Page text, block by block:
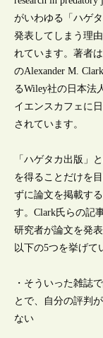
がいわゆる「ハゲ
発表してしまう理
れています。著者
のAlexander M.
るWiley社の日本法
イエンスカフェに
されています。
「ハゲタカ出版」
を得ることだけを
ずに論文を掲載す
す。Clark氏らの記
研究者が論文を発
以下の5つを挙げて
・そういった雑誌
とで、自分の評判
ない